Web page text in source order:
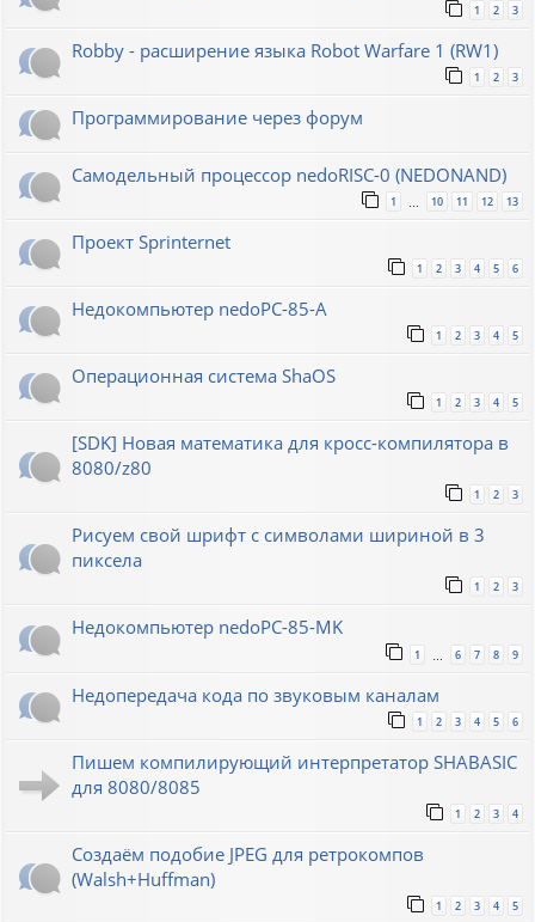
1 2 3
Robby - расширение языка Robot Warfare 1 (RW1)
1 2 3
Программирование через форум
Самодельный процессор nedoRISC-0 (NEDONAND)
1 10 11 12 13
Проект Sprinternet
1 2 3 4 5 6
Недокомпьютер nedoPC-85-A
1 2 3 4 5
Операционная система ShaOS
1 2 3 4 5
[SDK] Новая математика для кросс-компилятора в
8080/z80
1 2 3
Рисуем свой шрифт с символами шириной в 3
пиксела
1 2 3
Недокомпьютер nedoPC-85-MK
1 6 7 8 9
Недопередача кода по звуковым каналам
1 2 3 4 5 6
Пишем компилирующий интерпретатор SHABASIC
для 8080/8085
1 2 3 4
Создаём подобие JPEG для ретрокомпов
(Walsh+Huffman)
1 2 3 4 5